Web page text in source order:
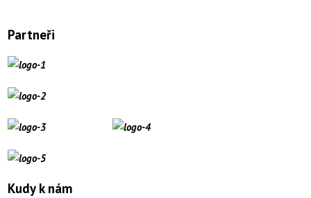
Partneři
Kudy k nám